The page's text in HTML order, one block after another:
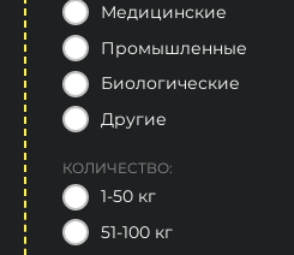
Медицинские
Промышленные
Биологические
Другие
КОЛИЧЕСТВО:
1-50 кг
51-100 кг